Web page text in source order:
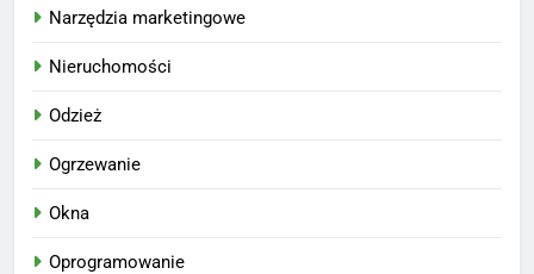
Narzędzia marketingowe
Nieruchomości
Odzież
Ogrzewanie
Okna
Oprogramowanie